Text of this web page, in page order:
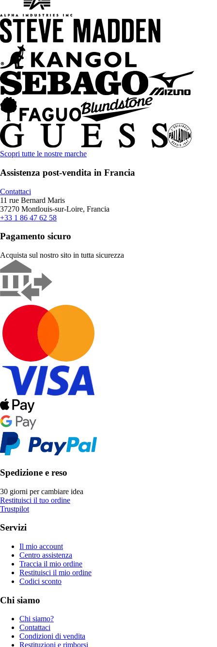
Scopri tutte le nostre marche
Assistenza post-vendita in Francia
Contattaci
11 rue Bernard Maris
37270 Montlouis-sur-Loire, Francia
+33 1 86 47 62 58
Pagamento sicuro
Acquista sul nostro sito in tutta sicurezza
Spedizione e reso
30 giorni per cambiare idea
Restituisci il tuo ordine
Trustpilot
Servizi
Il mio account
Centro assistenza
Traccia il mio ordine
Restituisci il mio ordine
Codici sconto
Chi siamo
Chi siamo?
Contattaci
Condizioni di vendita
Restituzioni e rimborsi